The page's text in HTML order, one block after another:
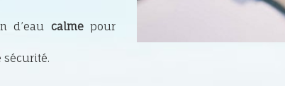
d’eau calmepour
sécurité.